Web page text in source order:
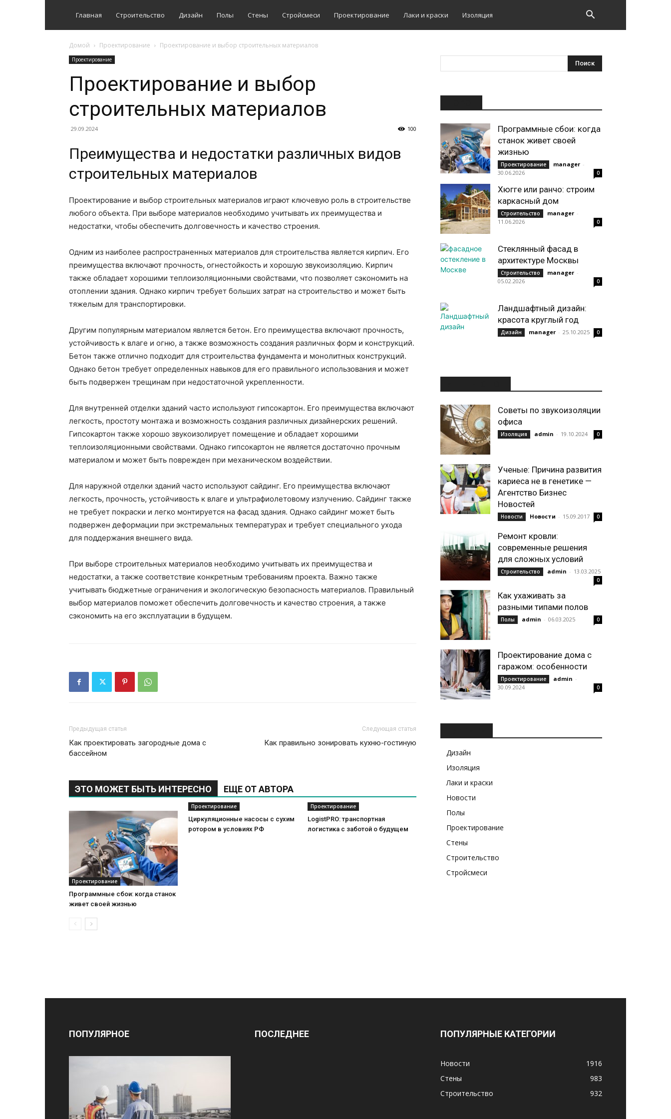
Главная Строительство Дизайн Полы Стены Стройсмеси Проектирование Лаки и краски Изоляция
Домой Проектирование Проектирование и выбор строительных материалов
Проектирование
Проектирование и выбор
строительных материалов
29.09.2024 100
Преимущества и недостатки различных видов
строительных материалов
Проектирование и выбор строительных материалов играют ключевую роль в строительстве
любого объекта. При выборе материалов необходимо учитывать их преимущества и
недостатки, чтобы обеспечить долговечность и качество строения.
Одним из наиболее распространенных материалов для строительства является кирпич. Его
преимущества включают прочность, огнестойкость и хорошую звукоизоляцию. Кирпич
также обладает хорошими теплоизоляционными свойствами, что позволяет сэкономить на
отоплении здания. Однако кирпич требует больших затрат на строительство и может быть
тяжелым для транспортировки.
Другим популярным материалом является бетон. Его преимущества включают прочность,
устойчивость к влаге и огню, а также возможность создания различных форм и конструкций.
Бетон также отлично подходит для строительства фундамента и монолитных конструкций.
Однако бетон требует определенных навыков для его правильного использования и может
быть подвержен трещинам при недостаточной укрепленности.
Для внутренней отделки зданий часто используют гипсокартон. Его преимущества включают
легкость, простоту монтажа и возможность создания различных дизайнерских решений.
Гипсокартон также хорошо звукоизолирует помещение и обладает хорошими
теплоизоляционными свойствами. Однако гипсокартон не является достаточно прочным
материалом и может быть поврежден при механическом воздействии.
Для наружной отделки зданий часто используют сайдинг. Его преимущества включают
легкость, прочность, устойчивость к влаге и ультрафиолетовому излучению. Сайдинг также
не требует покраски и легко монтируется на фасад здания. Однако сайдинг может быть
подвержен деформации при экстремальных температурах и требует специального ухода
для поддержания внешнего вида.
При выборе строительных материалов необходимо учитывать их преимущества и
недостатки, а также соответствие конкретным требованиям проекта. Важно также
учитывать бюджетные ограничения и экологическую безопасность материалов. Правильный
выбор материалов поможет обеспечить долговечность и качество строения, а также
сэкономить на его эксплуатации в будущем.
Предыдущая статья
Как проектировать загородные дома с
бассейном
Следующая статья
Как правильно зонировать кухню-гостиную
ЭТО МОЖЕТ БЫТЬ ИНТЕРЕСНО ЕЩЕ ОТ АВТОРА
Проектирование
Программные сбои: когда станок
живет своей жизнью
Проектирование
Циркуляционные насосы с сухим
ротором в условиях РФ
Проектирование
LogistPRO: транспортная
логистика с заботой о будущем
Программные сбои: когда
станок живет своей
жизнью
Проектирование manager -
30.06.2026
0
Хюгге или ранчо: строим
каркасный дом
Строительство manager -
11.06.2026
0
Стеклянный фасад в
архитектуре Москвы
Строительство manager -
05.02.2026
0
Ландшафтный дизайн:
красота круглый год
Дизайн manager - 25.10.2025 0
Советы по звукоизоляции
офиса
Изоляция admin - 19.10.2024 0
Ученые: Причина развития
кариеса не в генетике —
Агентство Бизнес
Новостей
Новости Новости - 15.09.2017 0
Ремонт кровли:
современные решения
для сложных условий
Строительство admin - 13.03.2025
0
Как ухаживать за
разными типами полов
Полы admin - 06.03.2025 0
Проектирование дома с
гаражом: особенности
Проектирование admin -
30.09.2024
0
Дизайн
Изоляция
Лаки и краски
Новости
Полы
Проектирование
Стены
Строительство
Стройсмеси
ПОПУЛЯРНОЕ ПОСЛЕДНЕЕ ПОПУЛЯРНЫЕ КАТЕГОРИИ
Новости
1916
Стены
983
Строительство
932